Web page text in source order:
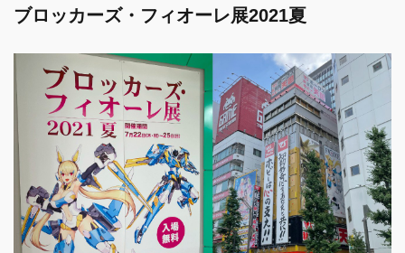
ブロッカーズ・フィオーレ展2021夏